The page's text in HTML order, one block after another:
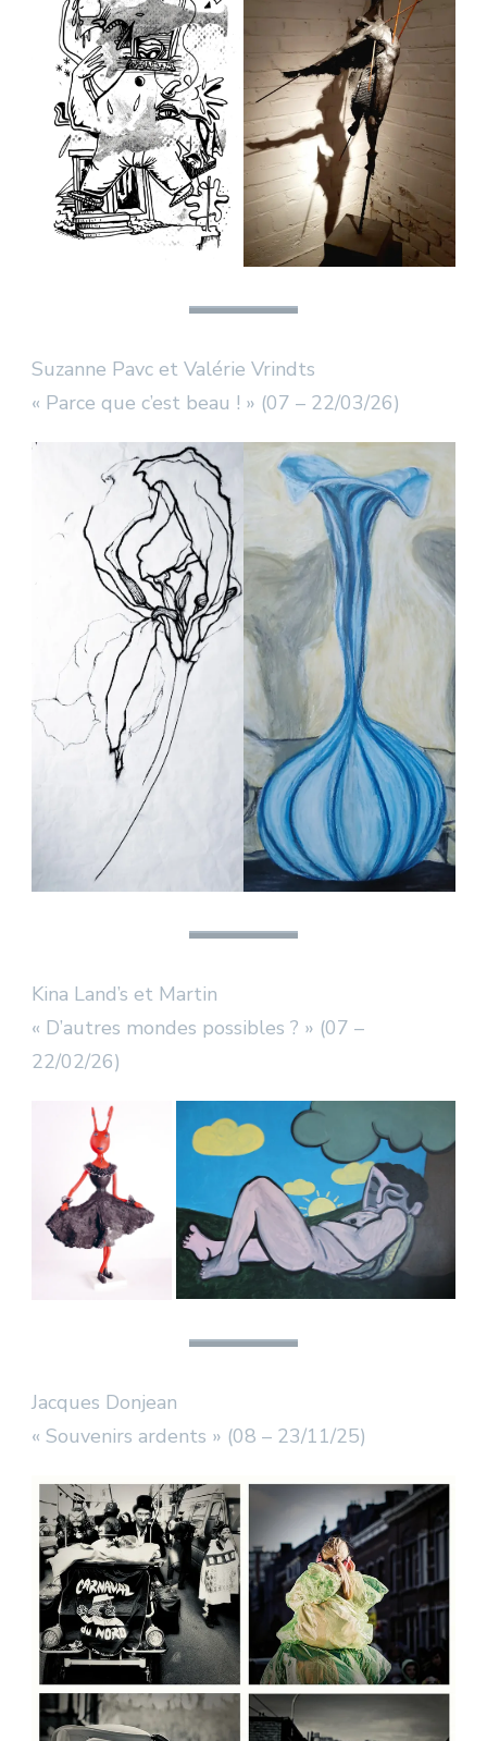
Suzanne Pavc et Valérie Vrindts
« Parce que c’est beau ! » (07 – 22/03/26)
Kina Land’s et Martin
« D’autres mondes possibles ? » (07 –
22/02/26)
Jacques Donjean
« Souvenirs ardents » (08 – 23/11/25)